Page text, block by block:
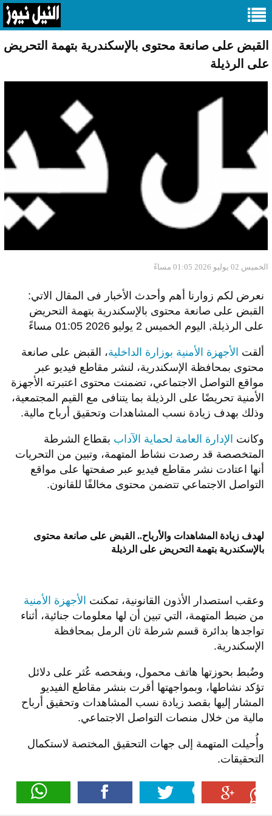
القبض على صانعة محتوى بالإسكندرية بتهمة التحريض
على الرذيلة
الخميس 02 يوليو 2026 01:05 مساءً
نعرض لكم زوارنا أهم وأحدث الأخبار فى المقال الاتي:
القبض على صانعة محتوى بالإسكندرية بتهمة التحريض
على الرذيلة, اليوم الخميس 2 يوليو 2026 01:05 مساءً
ألقت الأجهزة الأمنية بوزارة الداخلية، القبض على صانعة
محتوى بمحافظة الإسكندرية، لنشر مقاطع فيديو عبر
مواقع التواصل الاجتماعي، تضمنت محتوى اعتبرته الأجهزة
الأمنية تحريضًا على الرذيلة بما يتنافى مع القيم المجتمعية،
وذلك بهدف زيادة نسب المشاهدات وتحقيق أرباح مالية.
وكانت الإدارة العامة لحماية الآداب بقطاع الشرطة
المتخصصة قد رصدت نشاط المتهمة، وتبين من التحريات
أنها اعتادت نشر مقاطع فيديو عبر صفحتها على مواقع
التواصل الاجتماعي تتضمن محتوى مخالفًا للقانون.
لهدف زيادة المشاهدات والأرباح.. القبض على صانعة محتوى
بالإسكندرية بتهمة التحريض على الرذيلة
وعقب استصدار الأذون القانونية، تمكنت الأجهزة الأمنية
من ضبط المتهمة، التي تبين أن لها معلومات جنائية، أثناء
تواجدها بدائرة قسم شرطة ثان الرمل بمحافظة
الإسكندرية.
وضُبط بحوزتها هاتف محمول، وبفحصه عُثر على دلائل
تؤكد نشاطها، وبمواجهتها أقرت بنشر مقاطع الفيديو
المشار إليها بقصد زيادة نسب المشاهدات وتحقيق أرباح
مالية من خلال منصات التواصل الاجتماعي.
وأُحيلت المتهمة إلى جهات التحقيق المختصة لاستكمال
التحقيقات.